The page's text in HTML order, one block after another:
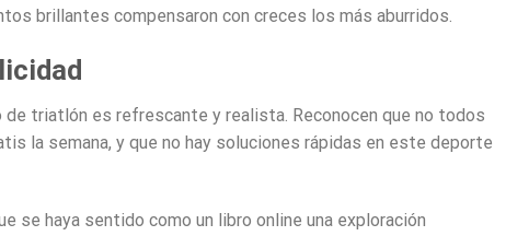
brillantes compensaron con creces los más aburridos.
triatlón es refrescante y realista. Reconocen que no todos
la semana, y que no hay soluciones rápidas en este deporte
se haya sentido como un libro online​ una exploración